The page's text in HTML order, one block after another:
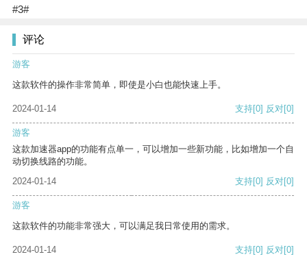
#3#
评论
游客
这款软件的操作非常简单，即使是小白也能快速上手。
2024-01-14 支持[0] 反对[0]
游客
这款加速器app的功能有点单一，可以增加一些新功能，比如增加一个自
动切换线路的功能。
2024-01-14
支持[0] 反对[0]
游客
这款软件的功能非常强大，可以满足我日常使用的需求。
2024-01-14 支持[0] 反对[0]